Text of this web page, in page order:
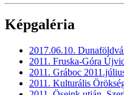
Képgaléria
2017.06.10.
2011. Fruska-Góra
2011. Gráboc
2011. Kulturális